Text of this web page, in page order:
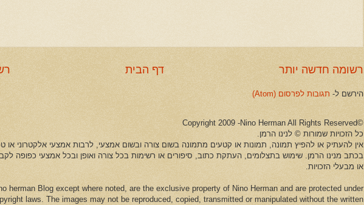
רשומה חדשה יותר דף הבית
הירשם ל- תגובות לפרסום (Atom)
©Copyright 2009 -Nino Herman All Rights Reserved
כל הזכויות שמורות © לנינו הרמן.
אין להעתיק או להפיץ תמונה, תמונות או קטעים מתמונה בשום צורה ובשום אמצעי, לרבות אמצעי אלקטרוני או
בכתב מנינו הרמן. שימוש בתצלומים, העתקת כתוב, סיפורים או רשימות בכל צורה ואופן ובכל אמצעי כפופה
או מבעלי הזכויות.
herman Blog except where noted, are the exclusive property of Nino Herman and are protected under
laws. The images may not be reproduced, copied, transmitted or manipulated without the written